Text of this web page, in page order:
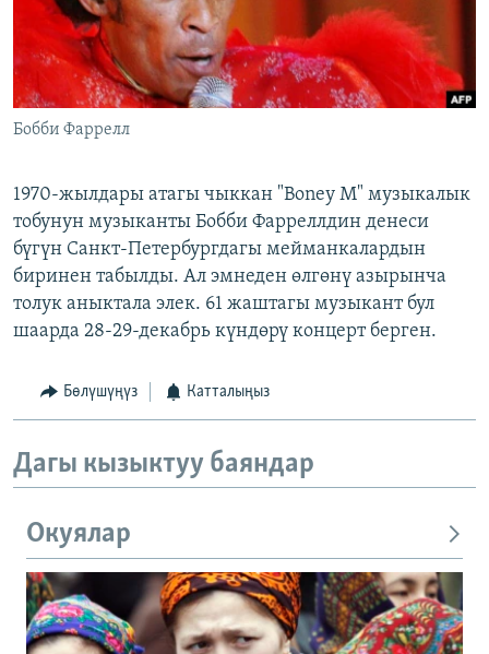
ЫҢГАЙСЫЗ СУРООЛОР
ЭЕ/АРнун бардык сайттары
Бобби Фаррелл
1970-жылдары атагы чыккан "Boney M" музыкалык
тобунун музыканты Бобби Фарреллдин денеси
бүгүн Санкт-Петербургдагы мейманкалардын
биринен табылды. Ал эмнеден өлгөнү азырынча
толук аныктала элек. 61 жаштагы музыкант бул
шаарда 28-29-декабрь күндөрү концерт берген.
Бөлүшүңүз Катталыңыз
Дагы кызыктуу баяндар
Окуялар